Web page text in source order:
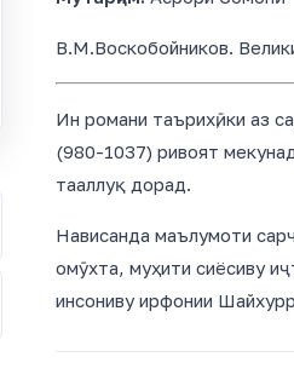
В.М.Воскобойников.
Ин романи таърихӣ, ки аз
(980-1037) ривоят
тааллуқ дорад.
Нависанда маълумоти
омӯхта, муҳити сиёсиву
инсониву ирфонии